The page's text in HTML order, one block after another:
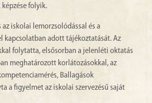
folyik.
az iskolai lemorzsolódással és a
kapcsolatban adott tájékoztatását. Az
folytatta, elsősorban a jelenléti oktatás
meghatározott korlátozásokkal, az
Ballagások
a figyelmet az iskolai szervezésű saját